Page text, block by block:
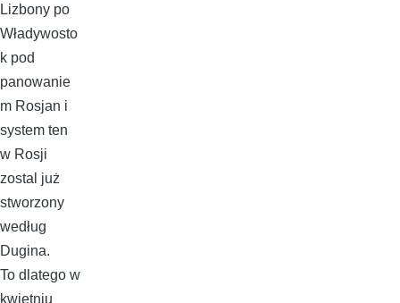
Lizbony po
Władywosto
k pod
panowanie
m Rosjan i
system ten
w Rosji
zostal już
stworzony
według
Dugina.
To dlatego w
kwietniu